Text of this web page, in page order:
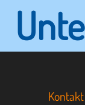
Sie
Kontakt